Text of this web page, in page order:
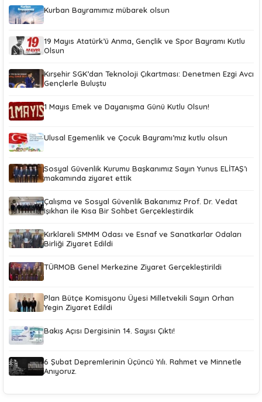
Kurban Bayramımız mübarek olsun
19 Mayıs Atatürk’ü Anma, Gençlik ve Spor Bayramı Kutlu
Olsun
Kırşehir SGK’dan Teknoloji Çıkartması: Denetmen Ezgi Avcı
Gençlerle Buluştu
1 Mayıs Emek ve Dayanışma Günü Kutlu Olsun!
Ulusal Egemenlik ve Çocuk Bayramı’mız kutlu olsun
Sosyal Güvenlik Kurumu Başkanımız Sayın Yunus ELİTAŞ’ı
makamında ziyaret ettik
Çalışma ve Sosyal Güvenlik Bakanımız Prof. Dr. Vedat
Işıkhan ile Kısa Bir Sohbet Gerçekleştirdik
Kırklareli SMMM Odası ve Esnaf ve Sanatkarlar Odaları
Birliği Ziyaret Edildi
TÜRMOB Genel Merkezine Ziyaret Gerçekleştirildi
Plan Bütçe Komisyonu Üyesi Milletvekili Sayın Orhan
Yegin Ziyaret Edildi
Bakış Açısı Dergisinin 14. Sayısı Çıktı!
6 Şubat Depremlerinin Üçüncü Yılı. Rahmet ve Minnetle
Anıyoruz.